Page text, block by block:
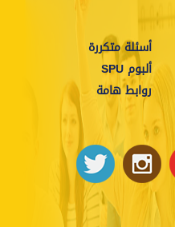
أسئلة متكررة
ألبوم SPU
روابط هامة